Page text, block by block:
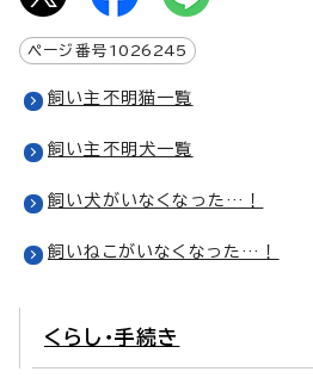
ページ番号 1026245
飼い主不明猫一覧
飼い主不明犬一覧
飼い犬がいなくなった…！
飼いねこがいなくなった…！
くらし・手続き